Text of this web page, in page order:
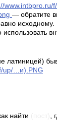
www.intbpro.ru/
— обратите
латиницей)
up/…и).PNG
найти
,